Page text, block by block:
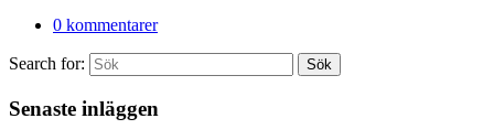
0 kommentarer
Search for: Sök
Senaste inläggen